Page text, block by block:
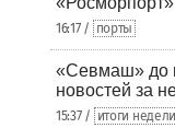
16:17 / порты
«Севмаш» до
новостей за
15:37 / итоги недели